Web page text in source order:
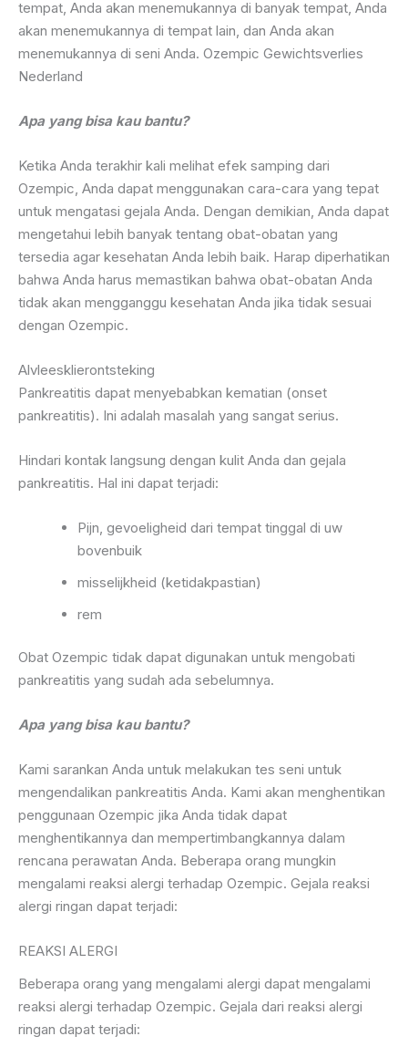
tempat, Anda akan menemukannya di banyak tempat, Anda
akan menemukannya di tempat lain, dan Anda akan
menemukannya di seni Anda. Ozempic Gewichtsverlies
Nederland
Apa yang bisa kau bantu?
Ketika Anda terakhir kali melihat efek samping dari
Ozempic, Anda dapat menggunakan cara-cara yang tepat
untuk mengatasi gejala Anda. Dengan demikian, Anda dapat
mengetahui lebih banyak tentang obat-obatan yang
tersedia agar kesehatan Anda lebih baik. Harap diperhatikan
bahwa Anda harus memastikan bahwa obat-obatan Anda
tidak akan mengganggu kesehatan Anda jika tidak sesuai
dengan Ozempic.
Alvleesklierontsteking
Pankreatitis dapat menyebabkan kematian (onset
pankreatitis). Ini adalah masalah yang sangat serius.
Hindari kontak langsung dengan kulit Anda dan gejala
pankreatitis. Hal ini dapat terjadi:
Pijn, gevoeligheid dari tempat tinggal di uw
bovenbuik
misselijkheid (ketidakpastian)
rem
Obat Ozempic tidak dapat digunakan untuk mengobati
pankreatitis yang sudah ada sebelumnya.
Apa yang bisa kau bantu?
Kami sarankan Anda untuk melakukan tes seni untuk
mengendalikan pankreatitis Anda. Kami akan menghentikan
penggunaan Ozempic jika Anda tidak dapat
menghentikannya dan mempertimbangkannya dalam
rencana perawatan Anda. Beberapa orang mungkin
mengalami reaksi alergi terhadap Ozempic. Gejala reaksi
alergi ringan dapat terjadi:
REAKSI ALERGI
Beberapa orang yang mengalami alergi dapat mengalami
reaksi alergi terhadap Ozempic. Gejala dari reaksi alergi
ringan dapat terjadi: